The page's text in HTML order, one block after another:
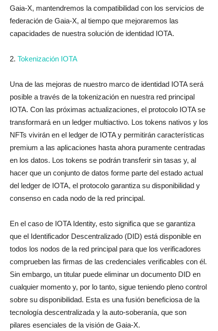
Gaia-X, mantendremos la compatibilidad con los servicios de
federación de Gaia-X, al tiempo que mejoraremos las
capacidades de nuestra solución de identidad IOTA.
2. Tokenización IOTA
Una de las mejoras de nuestro marco de identidad IOTA será
posible a través de la tokenización en nuestra red principal
IOTA. Con las próximas actualizaciones, el protocolo IOTA se
transformará en un ledger multiactivo. Los tokens nativos y los
NFTs vivirán en el ledger de IOTA y permitirán características
premium a las aplicaciones hasta ahora puramente centradas
en los datos. Los tokens se podrán transferir sin tasas y, al
hacer que un conjunto de datos forme parte del estado actual
del ledger de IOTA, el protocolo garantiza su disponibilidad y
consenso en cada nodo de la red principal.
En el caso de IOTA Identity, esto significa que se garantiza
que el Identificador Descentralizado (DID) está disponible en
todos los nodos de la red principal para que los verificadores
comprueben las firmas de las credenciales verificables con él.
Sin embargo, un titular puede eliminar un documento DID en
cualquier momento y, por lo tanto, sigue teniendo pleno control
sobre su disponibilidad. Esta es una fusión beneficiosa de la
tecnología descentralizada y la auto-soberanía, que son
pilares esenciales de la visión de Gaia-X.